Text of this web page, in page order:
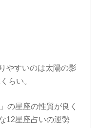
やすいのは太陽の影
らい。
の星座の性質が良く
12星座占いの運勢